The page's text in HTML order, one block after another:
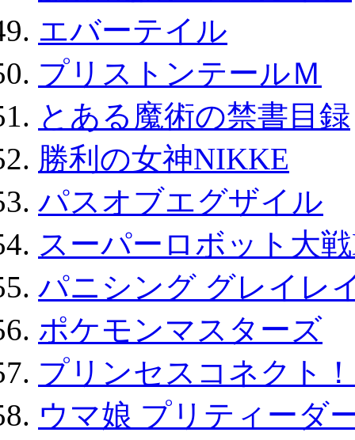
エバーテイル
プリストンテールＭ
とある魔術の禁書目録
勝利の女神NIKKE
パスオブエグザイル
スーパーロボット大
パニシング グレイレ
ポケモンマスターズ
プリンセスコネクト
ウマ娘 プリティーダ